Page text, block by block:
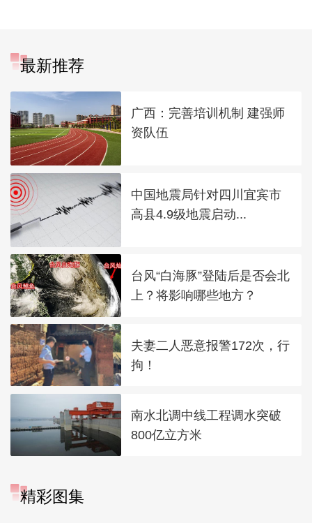
最新推荐
广西：完善培训机制 建强师
资队伍
中国地震局针对四川宜宾市
高县4.9级地震启动...
台风“白海豚”登陆后是否会北
上？将影响哪些地方？
夫妻二人恶意报警172次，行
拘！
南水北调中线工程调水突破
800亿立方米
精彩图集